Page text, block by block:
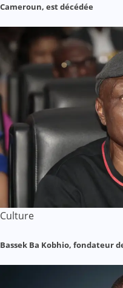
Cameroun, est décédée
Culture
Bassek Ba Kobhio, fondateur